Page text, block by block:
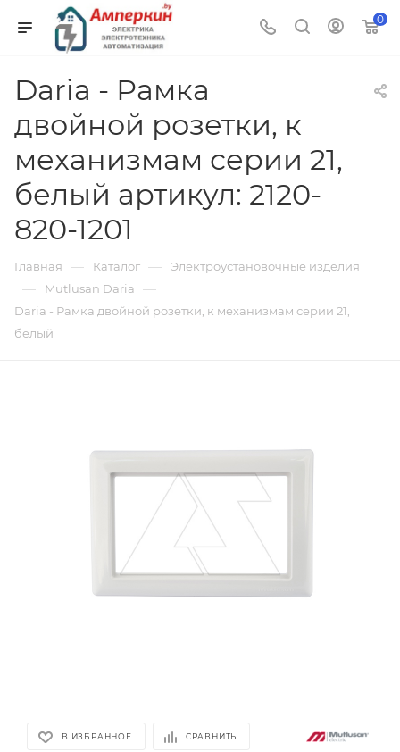
0
Daria - Рамка
двойной розетки, к
механизмам серии 21,
белый артикул: 2120-
820-1201
Главная — Каталог — Электроустановочные изделия
— Mutlusan Daria —
Daria - Рамка двойной розетки, к механизмам серии 21,
белый
В ИЗБРАННОЕ СРАВНИТЬ